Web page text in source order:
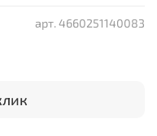
арт.4660251140083